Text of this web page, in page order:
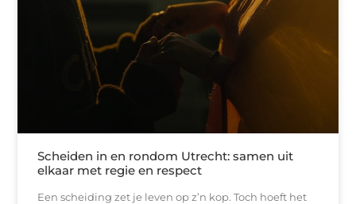
Scheiden in en rondom Utrecht: samen uit
elkaar met regie en respect
Een scheiding zet je leven op z’n kop. Toch hoeft het